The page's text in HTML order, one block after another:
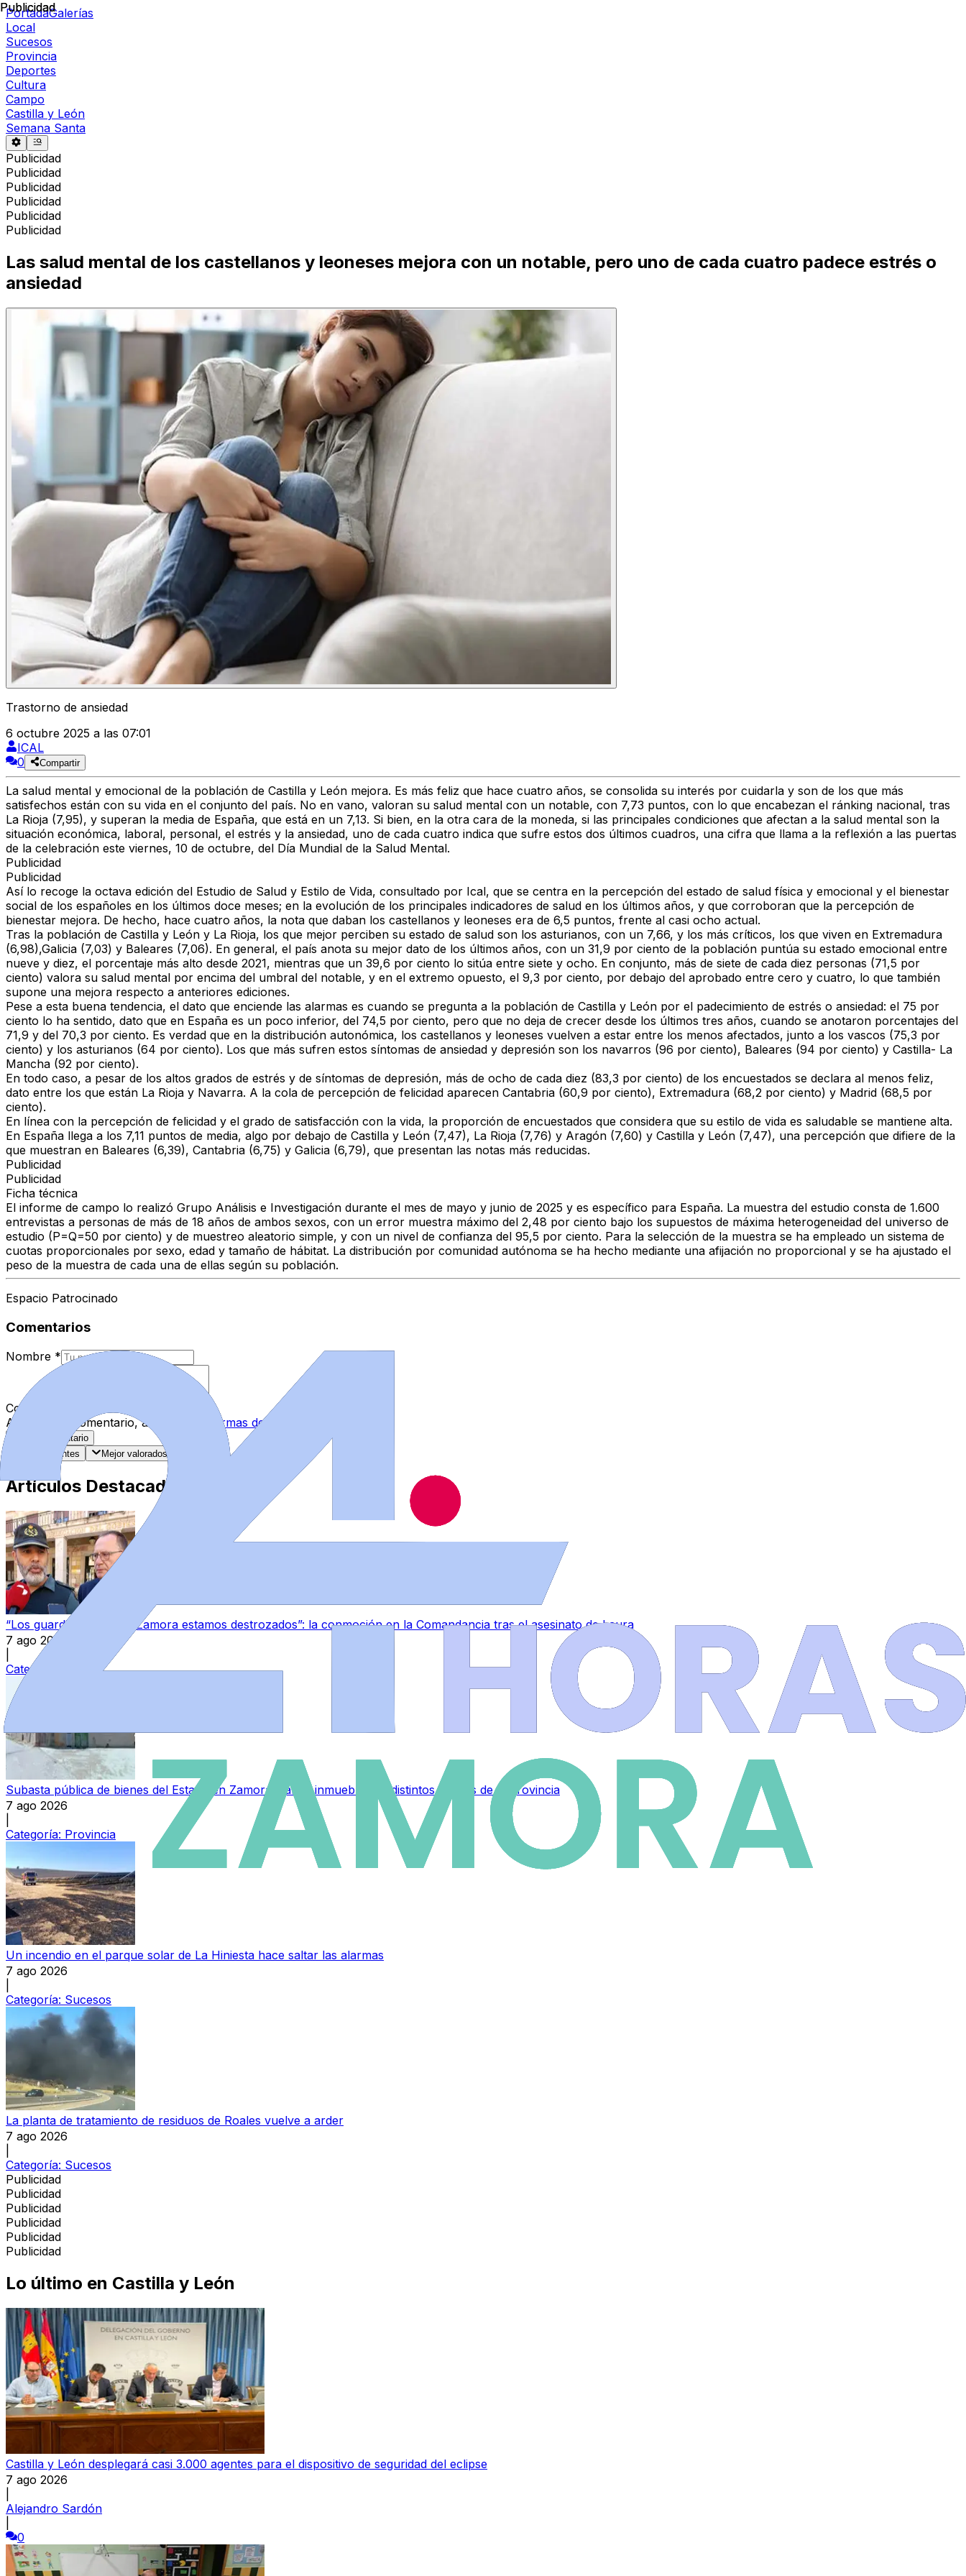
PortadaGalerías
Local
Sucesos
Provincia
Deportes
Cultura
Campo
Castilla y León
Semana Santa
Publicidad
Publicidad
Publicidad
Publicidad
Publicidad
Publicidad
Publicidad
Las salud mental de los castellanos y leoneses mejora con un notable, pero uno de cada cuatro padece estrés o
ansiedad
Trastorno de ansiedad
6 octubre 2025 a las 07:01
ICAL
0
Compartir
La salud mental y emocional de la población de Castilla y León mejora. Es más feliz que hace cuatro años, se consolida su interés por cuidarla y son de los que más
satisfechos están con su vida en el conjunto del país. No en vano, valoran su salud mental con un notable, con 7,73 puntos, con lo que encabezan el ránking nacional, tras
La Rioja (7,95), y superan la media de España, que está en un 7,13. Si bien, en la otra cara de la moneda, si las principales condiciones que afectan a la salud mental son la
situación económica, laboral, personal, el estrés y la ansiedad, uno de cada cuatro indica que sufre estos dos últimos cuadros, una cifra que llama a la reflexión a las puertas
de la celebración este viernes, 10 de octubre, del Día Mundial de la Salud Mental.
Publicidad
Publicidad
Así lo recoge la octava edición del Estudio de Salud y Estilo de Vida, consultado por Ical, que se centra en la percepción del estado de salud física y emocional y el bienestar
social de los españoles en los últimos doce meses; en la evolución de los principales indicadores de salud en los últimos años, y que corroboran que la percepción de
bienestar mejora. De hecho, hace cuatro años, la nota que daban los castellanos y leoneses era de 6,5 puntos, frente al casi ocho actual.
Tras la población de Castilla y León y La Rioja, los que mejor perciben su estado de salud son los asturianos, con un 7,66, y los más críticos, los que viven en Extremadura
(6,98),Galicia (7,03) y Baleares (7,06). En general, el país anota su mejor dato de los últimos años, con un 31,9 por ciento de la población puntúa su estado emocional entre
nueve y diez, el porcentaje más alto desde 2021, mientras que un 39,6 por ciento lo sitúa entre siete y ocho. En conjunto, más de siete de cada diez personas (71,5 por
ciento) valora su salud mental por encima del umbral del notable, y en el extremo opuesto, el 9,3 por ciento, por debajo del aprobado entre cero y cuatro, lo que también
supone una mejora respecto a anteriores ediciones.
Pese a esta buena tendencia, el dato que enciende las alarmas es cuando se pregunta a la población de Castilla y León por el padecimiento de estrés o ansiedad: el 75 por
ciento lo ha sentido, dato que en España es un poco inferior, del 74,5 por ciento, pero que no deja de crecer desde los últimos tres años, cuando se anotaron porcentajes del
71,9 y del 70,3 por ciento. Es verdad que en la distribución autonómica, los castellanos y leoneses vuelven a estar entre los menos afectados, junto a los vascos (75,3 por
ciento) y los asturianos (64 por ciento). Los que más sufren estos síntomas de ansiedad y depresión son los navarros (96 por ciento), Baleares (94 por ciento) y Castilla- La
Mancha (92 por ciento).
En todo caso, a pesar de los altos grados de estrés y de síntomas de depresión, más de ocho de cada diez (83,3 por ciento) de los encuestados se declara al menos feliz,
dato entre los que están La Rioja y Navarra. A la cola de percepción de felicidad aparecen Cantabria (60,9 por ciento), Extremadura (68,2 por ciento) y Madrid (68,5 por
ciento).
En línea con la percepción de felicidad y el grado de satisfacción con la vida, la proporción de encuestados que considera que su estilo de vida es saludable se mantiene alta.
En España llega a los 7,11 puntos de media, algo por debajo de Castilla y León (7,47), La Rioja (7,76) y Aragón (7,60) y Castilla y León (7,47), una percepción que difiere de la
que muestran en Baleares (6,39), Cantabria (6,75) y Galicia (6,79), que presentan las notas más reducidas.
Publicidad
Publicidad
Ficha técnica
El informe de campo lo realizó Grupo Análisis e Investigación durante el mes de mayo y junio de 2025 y es específico para España. La muestra del estudio consta de 1.600
entrevistas a personas de más de 18 años de ambos sexos, con un error muestra máximo del 2,48 por ciento bajo los supuestos de máxima heterogeneidad del universo de
estudio (P=Q=50 por ciento) y de muestreo aleatorio simple, y con un nivel de confianza del 95,5 por ciento. Para la selección de la muestra se ha empleado un sistema de
cuotas proporcionales por sexo, edad y tamaño de hábitat. La distribución por comunidad autónoma se ha hecho mediante una afijación no proporcional y se ha ajustado el
peso de la muestra de cada una de ellas según su población.
Espacio Patrocinado
Comentarios
Nombre *
Comentario
Al enviar tu comentario, aceptas las
normas de comentarios
Enviar Comentario
Más recientes
Mejor valorados
Artículos Destacados
“Los guardias civiles de Zamora estamos destrozados”: la conmoción en la Comandancia tras el asesinato de Laura
7 ago 2026
Categoría:
Subasta pública de bienes del Estado en Zamora: varios inmuebles en distintos puntos de la provincia
7 ago 2026
Categoría: Provincia
Un incendio en el parque solar de La Hiniesta hace saltar las alarmas
7 ago 2026
Categoría: Sucesos
La planta de tratamiento de residuos de Roales vuelve a arder
7 ago 2026
Categoría: Sucesos
Publicidad
Publicidad
Publicidad
Publicidad
Publicidad
Publicidad
Lo último en Castilla y León
Castilla y León desplegará casi 3.000 agentes para el dispositivo de seguridad del eclipse
7 ago 2026
Alejandro Sardón
0
Publicidad